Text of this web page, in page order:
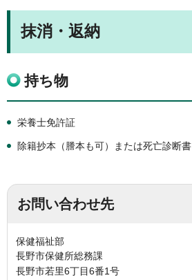
抹消・返納
持ち物
栄養士免許証
除籍抄本（謄本も可）または死亡診断書
お問い合わせ先
保健福祉部
長野市保健所総務課
長野市若里6丁目6番1号